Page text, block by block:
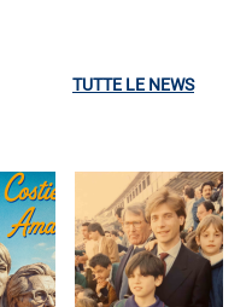
TUTTE LE NEWS